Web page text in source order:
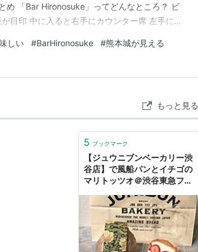
め 「Bar Hironosuke」ってどんなところ？ ビ
目印 中に入ると右手にカウンター席 左手にテ
ちょっと小さいけどw） メニュー ＜フードメ
しい #BarHironosuke #熊本城が見える
もっと見る
5 ブックマーク
【ジュウニブンベーカリー渋
谷店】で風船パンとイチゴの
マリトッツオ＠渋谷東急フー
少しだけ